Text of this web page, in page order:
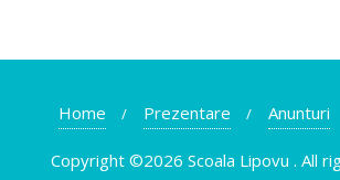
Home Prezentare Anunturi
Copyright ©2026 Scoala Lipovu . All